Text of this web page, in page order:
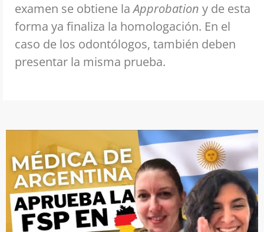
examen se obtiene laApprobation y de esta
forma ya finaliza la homologación. En el
caso de los odontólogos, también deben
presentar la misma prueba.